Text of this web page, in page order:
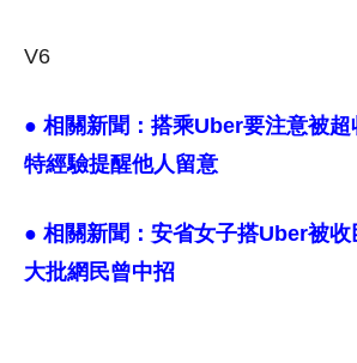
V6
● 相關新聞： 搭乘Uber要注意被
特經驗提醒他人留意
● 相關新聞： 安省女子搭Uber被收
大批網民曾中招